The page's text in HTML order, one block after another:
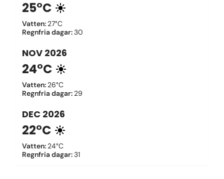
25°C
Vatten: 27°C
Regnfria dagar:30
NOV 2026
24°C
Vatten: 26°C
Regnfria dagar: 29
DEC 2026
22°C
Vatten: 24°C
Regnfria dagar:31